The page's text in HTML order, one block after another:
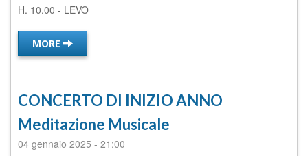
H. 10.00 - LEVO
MORE
CONCERTO DI INIZIO ANNO
Meditazione Musicale
04 gennaio 2025 - 21:00